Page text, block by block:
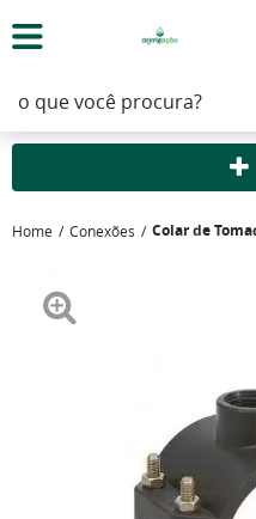
Home Conexões Colar de